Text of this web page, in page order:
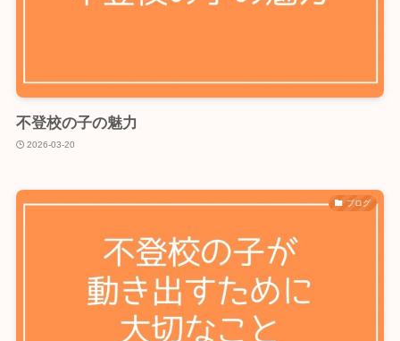
不登校の子の魅力
2026-03-20
ブログ